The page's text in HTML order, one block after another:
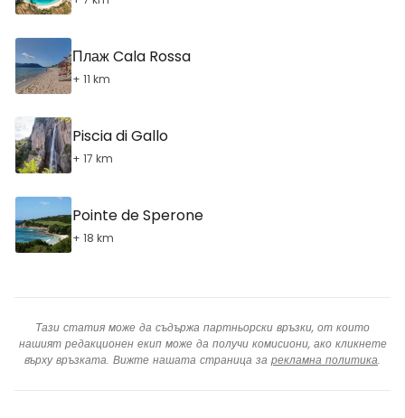
Плаж Cala Rossa
+ 11 km
Piscia di Gallo
+ 17 km
Pointe de Sperone
+ 18 km
Тази статия може да съдържа партньорски връзки, от които
нашият редакционен екип може да получи комисиони, ако кликнете
върху връзката. Вижте нашата страница за рекламна политика.